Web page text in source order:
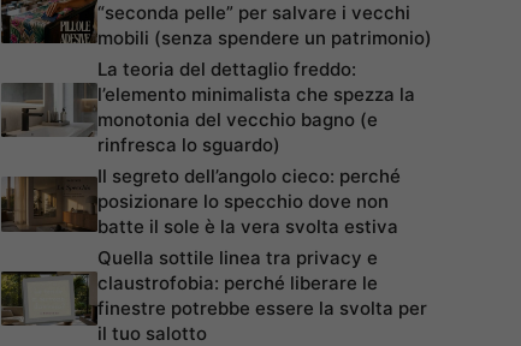
“seconda pelle” per salvare i vecchi
mobili (senza spendere un patrimonio)
La teoria del dettaglio freddo:
l’elemento minimalista che spezza la
monotonia del vecchio bagno (e
rinfresca lo sguardo)
Il segreto dell’angolo cieco: perché
posizionare lo specchio dove non
batte il sole è la vera svolta estiva
Quella sottile linea tra privacy e
claustrofobia: perché liberare le
finestre potrebbe essere la svolta per
il tuo salotto